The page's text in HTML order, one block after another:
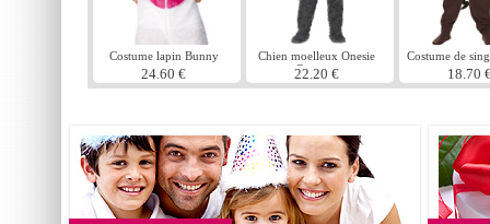
Costume lapin Bunny
24.60 €
Chien moelleux Onesie
Costume
22.20 €
Costume de
18.70